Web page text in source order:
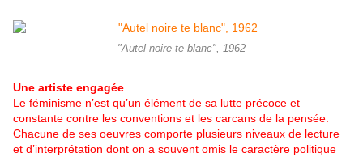
"Autel noire te blanc", 1962
Une artiste engagée
Le féminisme n’est qu’un élément de sa lutte précoce et
constante contre les conventions et les carcans de la pensée.
Chacune de ses oeuvres comporte plusieurs niveaux de lecture
et d’interprétation dont on a souvent omis le caractère politique